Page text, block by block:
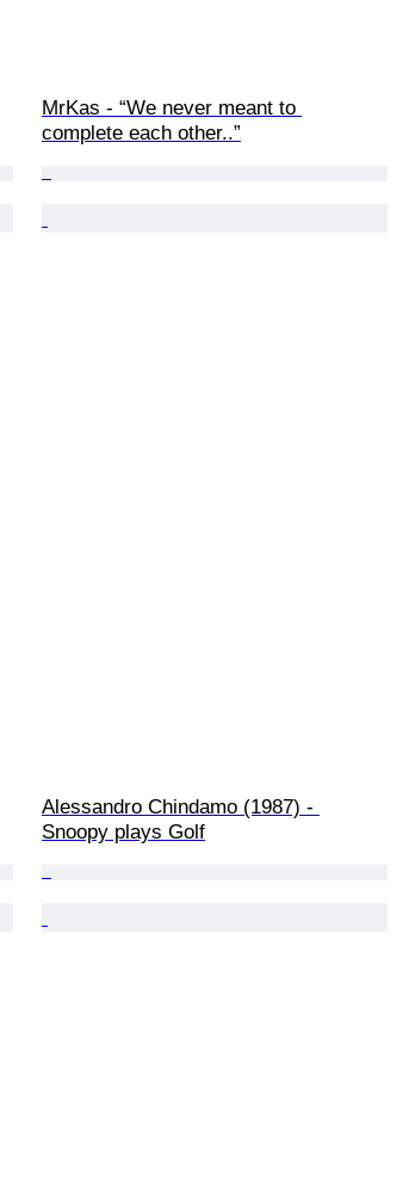
MrKas - “We never meant to
complete each other..”
Alessandro Chindamo (1987) -
Snoopy plays Golf